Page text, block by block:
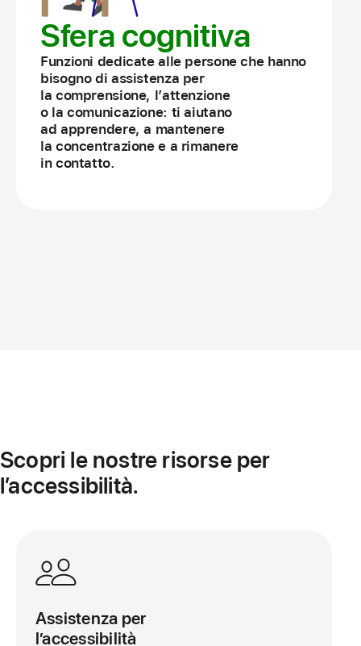
Sfera cognitiva
Funzioni dedicate alle persone che hanno
bisogno di assistenza per
la comprensione, l’attenzione
o la comunicazione: ti aiutano
ad apprendere, a mantenere
la concentrazione e a rimanere
in contatto.
Scopri le nostre risorse per
l’accessibilità.
Assistenza per
l’accessibilità
questa
scheda